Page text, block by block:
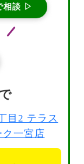
相談 ▷
目2 テラス
ク一宮店